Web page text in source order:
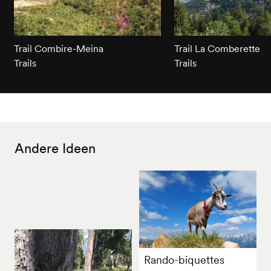
Trail Combire-Meina
Trails
Trail La Comberette
Trails
Andere Ideen
Rando-biquettes